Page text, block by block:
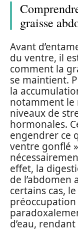
graisse
Avant
du ventre, il
comment la
se maintient.
la
notamment le
niveaux de
hormonales.
engendrer ce
ventre gonflé
effet, la
de l’abdomen
certains cas,
préoccupation
d’eau,